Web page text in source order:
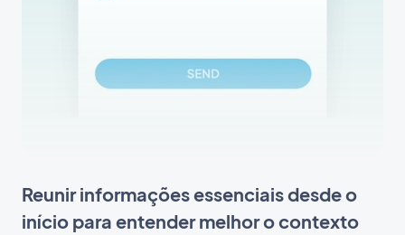
Reunir informações essenciais desde o
início para entender melhor o contexto